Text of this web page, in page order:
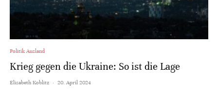
Politik Ausland
Krieg gegen die Ukraine: So ist die Lage
Elisabeth Koblitz · 20. April 2024